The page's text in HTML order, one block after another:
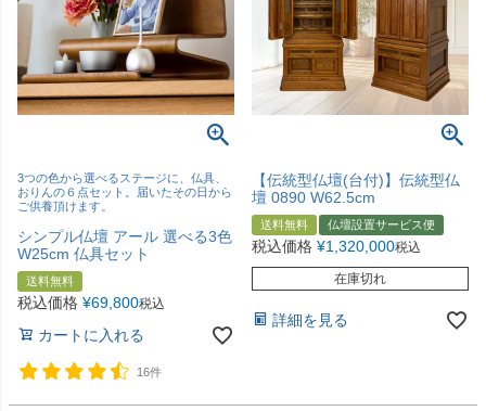
3つの色から選べるステージに、仏具、
おりんの６点セット。届いたその日から
ご供養頂けます。
シンプル仏壇 アール 選べる3色
W25cm 仏具セット
送料無料
税込価格 ¥69,800税込
カートに入れる
16件
【伝統型仏壇(台付)】伝統型仏
壇 0890 W62.5cm
送料無料 仏壇設置サービス便
税込価格 ¥1,320,000税込
在庫切れ
詳細を見る